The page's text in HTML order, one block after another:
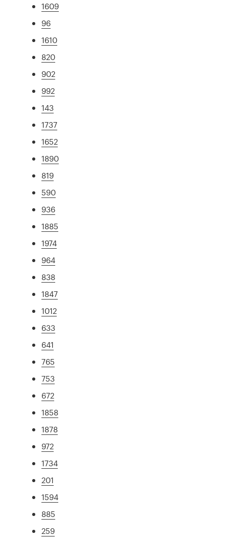
1609
96
1610
820
902
992
143
1737
1652
1890
819
590
936
1885
1974
964
838
1847
1012
633
641
765
753
672
1858
1878
972
1734
201
1594
885
259